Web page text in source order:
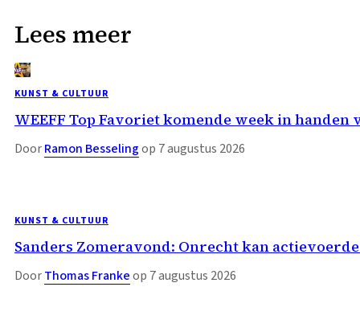
Lees meer
KUNST & CULTUUR
WEEFF Top Favoriet komende week in handen
DoorRamon Besselingop 7 augustus 2026
KUNST & CULTUUR
Sanders Zomeravond: Onrecht kan
DoorThomas Frankeop 7 augustus 2026